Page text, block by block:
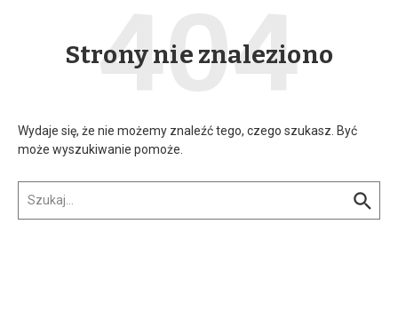
Strony nie znaleziono
Wydaje się, że nie możemy znaleźć tego, czego szukasz. Być
może wyszukiwanie pomoże.